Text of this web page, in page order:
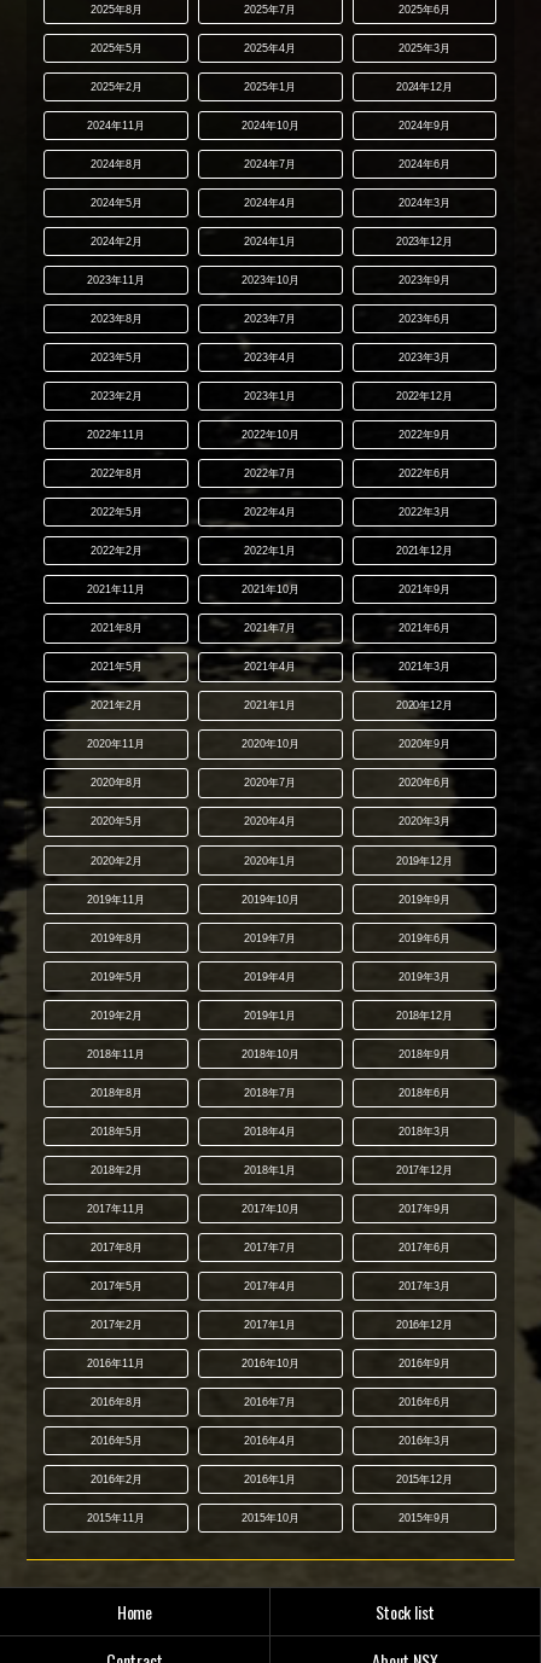
2025年8月 2025年7月 2025年6月
2025年5月 2025年4月 2025年3月
2025年2月 2025年1月 2024年12月
2024年11月 2024年10月 2024年9月
2024年8月 2024年7月 2024年6月
2024年5月 2024年4月 2024年3月
2024年2月 2024年1月 2023年12月
2023年11月 2023年10月 2023年9月
2023年8月 2023年7月 2023年6月
2023年5月 2023年4月 2023年3月
2023年2月 2023年1月 2022年12月
2022年11月 2022年10月 2022年9月
2022年8月 2022年7月 2022年6月
2022年5月 2022年4月 2022年3月
2022年2月 2022年1月 2021年12月
2021年11月 2021年10月 2021年9月
2021年8月 2021年7月 2021年6月
2021年5月 2021年4月 2021年3月
2021年2月 2021年1月 2020年12月
2020年11月 2020年10月 2020年9月
2020年8月 2020年7月 2020年6月
2020年5月 2020年4月 2020年3月
2020年2月 2020年1月 2019年12月
2019年11月 2019年10月 2019年9月
2019年8月 2019年7月 2019年6月
2019年5月 2019年4月 2019年3月
2019年2月 2019年1月 2018年12月
2018年11月 2018年10月 2018年9月
2018年8月 2018年7月 2018年6月
2018年5月 2018年4月 2018年3月
2018年2月 2018年1月 2017年12月
2017年11月 2017年10月 2017年9月
2017年8月 2017年7月 2017年6月
2017年5月 2017年4月 2017年3月
2017年2月 2017年1月 2016年12月
2016年11月 2016年10月 2016年9月
2016年8月 2016年7月 2016年6月
2016年5月 2016年4月 2016年3月
2016年2月 2016年1月 2015年12月
2015年11月 2015年10月 2015年9月
Home
Stock list